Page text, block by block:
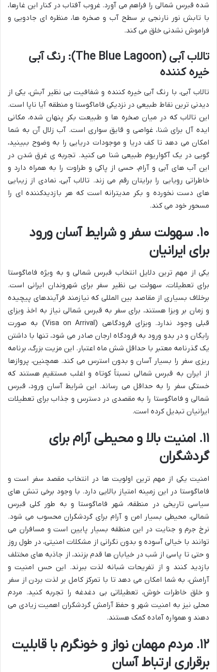
شده قبرس شمالی را فراهم می آورد. غروب آفتاب در کنار این غارها،
با تابش نور نارنجی بر سطح آب و صخره ها، منظره ای جادویی و
فراموش نشدنی خلق می کند.
تالاب آبی (The Blue Lagoon): رنگ آبی
خیره کننده
تالاب آبی، با رنگ آبی خیره کننده و شفافیت بی نظیر آبش، یکی از
دیدنی ترین نقاط طبیعی در نزدیکی فاماگوستا و منطقه آیا ناپا است.
این تالاب که در میان صخره ها و طبیعت بکر پنهان شده، مکانی
ایده آل برای شنا، غواصی و قایق سواری است. آب زلال آن به شما
امکان می دهد تا کف دریا و موجودات دریایی را به وضوح ببینید،
گویی در یک آکواریوم طبیعی شنا می کنید. تجربه ی غرق شدن در
این آب های آبی و آرام، حسی از پاکی و طراوت را به همراه دارد و
خاطراتی رویایی را برایتان رقم می زند. تالاب آبی، نمادی از زیبایی
های دست نخورده و بکر مدیترانه است که هر بازدیدکننده ای را
مسحور خود می کند.
۱۰. سهولت سفر و شرایط آسان ورود
برای ایرانیان
یکی از مهم ترین دلایل انتخاب قبرس شمالی و به ویژه فاماگوستا
برای تعطیلات، سهولت بی نظیر سفر برای شهروندان ایرانی است.
برخلاف بسیاری از مقاصد بین المللی که نیازمند فرآیندهای پیچیده
و زمان بر ویزا هستند، برای سفر به قبرس شمالی نیاز به اخذ ویزای
قبلی وجود ندارد. ویزای فرودگاهی (Visa on Arrival) به صورت
رایگان و در بدو ورود به فرودگاه ارجان صادر می شود، تنها با داشتن
یک گذرنامه معتبر با حداقل شش ماه اعتبار. این مزیت بزرگ، برنامه
ریزی سفر را بسیار آسان و بدون استرس می کند. همچنین، پروازها
از ایران به قبرس شمالی نسبتاً کوتاه و اغلب مستقیم هستند که
خستگی سفر را به حداقل می رساند. این شرایط آسان ورود، قبرس
شمالی و فاماگوستا را به مقصدی در دسترس و جذاب برای تعطیلات
ایرانیان تبدیل کرده است.
۱۱. امنیت بالا و محیطی آرام برای
گردشگران
امنیت یکی از مهم ترین اولویت ها در انتخاب مقصد سفر است و
فاماگوستا در این زمینه امتیاز بالایی دارد. با وجود برخی تنش های
سیاسی تاریخی در منطقه، شهر فاماگوستا و به طور کلی قبرس
شمالی، محیطی بسیار امن و آرام برای گردشگران محسوب می شود.
نرخ جرم و جنایت در این منطقه بسیار پایین است و مسافران می
توانند با خیالی آسوده و بدون نگرانی از مشکلات امنیتی، در طول روز
و حتی تا پاسی از شب در خیابان ها قدم بزنند، از جاذبه های مختلف
بازدید کنند و از تفریحات شبانه لذت ببرند. این حس امنیت و
آرامش، به شما امکان می دهد تا با تمرکز کامل بر لذت بردن از سفر
و خلق خاطرات خوش، تعطیلاتی بی دغدغه را تجربه کنید. مردم
محلی نیز به امنیت شهر و حفظ آرامش گردشگران اهمیت زیادی می
دهند و همواره آماده کمک هستند.
۱۲. مردم مهمان نواز و خونگرم با قابلیت
برقراری ارتباط آسان